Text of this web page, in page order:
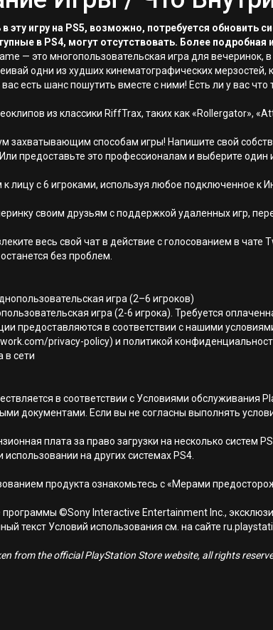
эту игру на PS5, возможно, потребуется обновить
в PS4, могут отсутствовать. Более
— это многопользовательская игра для
одни из худших кинематографических
вас есть шанс пошутить вместе с ними! Есть ли у вас
из классики RiffTrax, таких как «Rollergator»,
захватывающим способам игры! Напишите свой
Или предоставьте это профессионалам и выберите
к лицу с 6 игроками, используя любое подключенное к
своим друзьям с поддержкой удаленных игр,
весь свой чат в действие с голосованием в
без проблем.
игра (2–6 игроков)
игра (2-6 игрока). Требуется
предоставляются в соответствии с нашими
privacy-policy) и политикой
в сети
в соответствии с Условиями
документами. Если вы не согласны выполнять
плата за право загрузки на несколько систем
на других системах PS4.
продукта ознакомьтесь с «Мерами
программы ©Sony Interactive Entertainment Inc.,
текст Условий использования см. на сайте
from the official PlayStation Store website, all rights